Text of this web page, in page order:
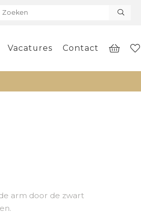
Vacatures Contact
arm door de zwart